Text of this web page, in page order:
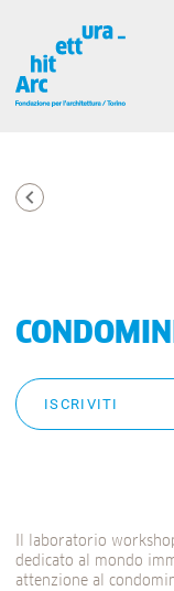
ISCRIVITI
Il laboratorio
dedicato al mondo
attenzione al